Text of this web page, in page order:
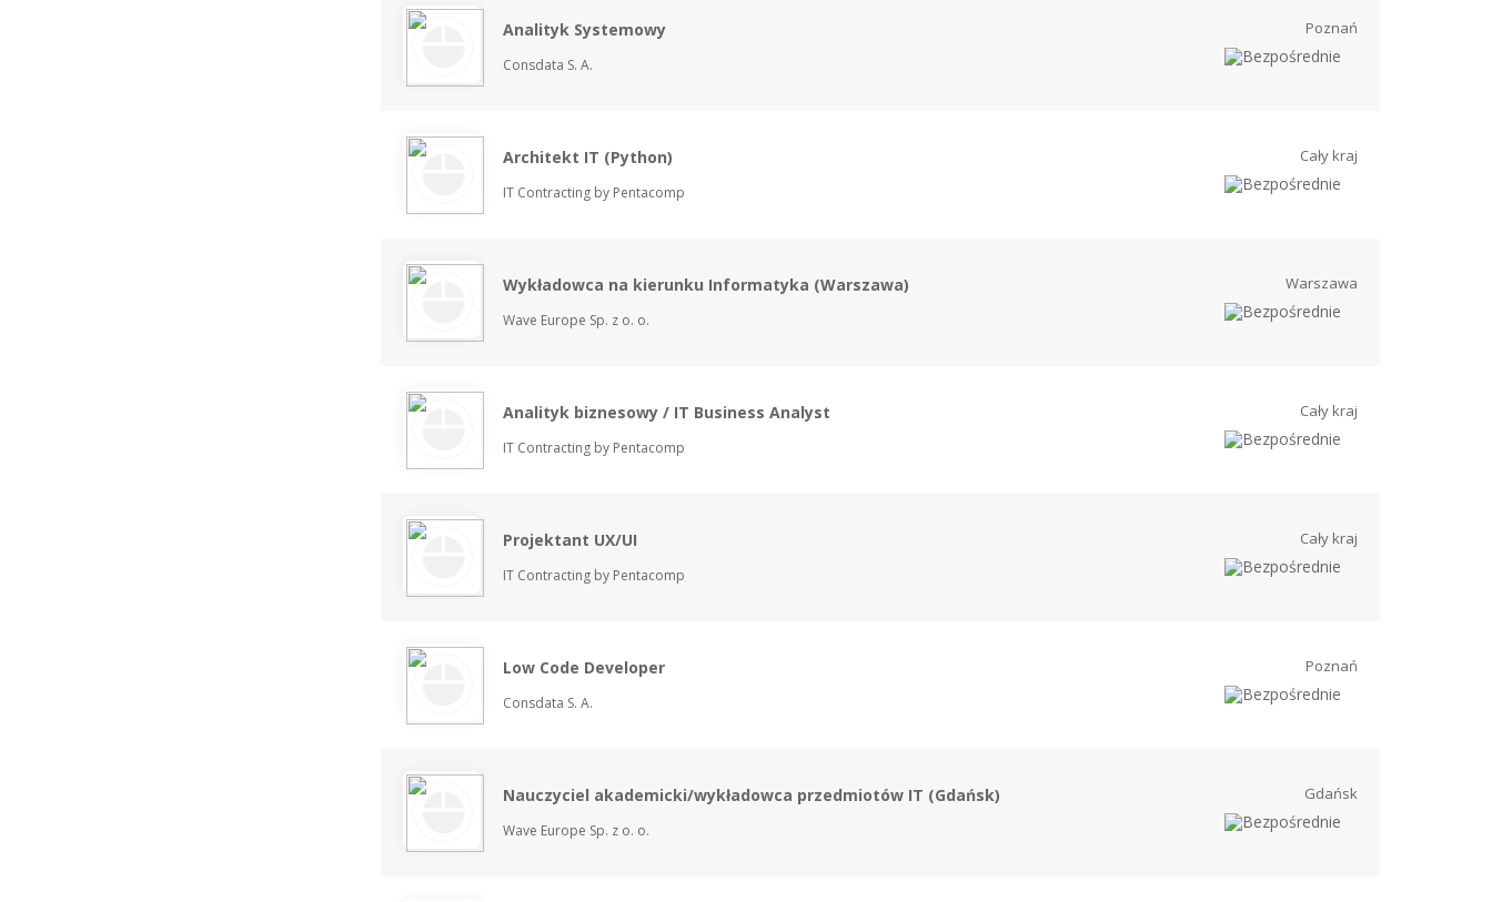
Analityk Systemowy
Consdata S. A.
Poznań
Architekt IT (Python)
IT Contracting by Pentacomp
Cały kraj
Wykładowca na kierunku Informatyka (Warszawa)
Wave Europe Sp. z o. o.
Warszawa
Analityk biznesowy / IT Business Analyst
IT Contracting by Pentacomp
Cały kraj
Projektant UX/UI
IT Contracting by Pentacomp
Cały kraj
Low Code Developer
Consdata S. A.
Poznań
Nauczyciel akademicki/wykładowca przedmiotów IT (Gdańsk)
Wave Europe Sp. z o. o.
Gdańsk